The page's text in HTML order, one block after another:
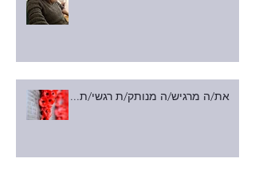
את/ה מרגיש/ה מנותק/ת רגשי/ת...